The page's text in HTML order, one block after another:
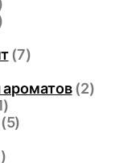
(7)
ароматов(2)
(5)